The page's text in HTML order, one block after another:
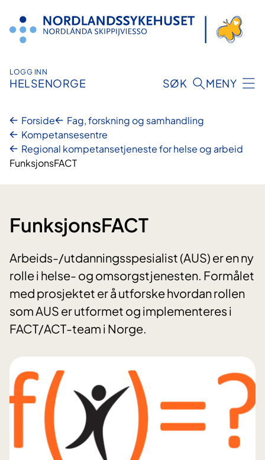
innhold
LOGG INN
HELSENORGE SØK MENY
Forside
Fag, forskning og samhandling
Kompetansesentre
Regional kompetansetjeneste for helse og arbeid
FunksjonsFACT
FunksjonsFACT
Arbeids-/utdanningsspesialist (AUS) er en ny
rolle i helse- og omsorgstjenesten. Formålet
med prosjektet er å utforske hvordan rollen
som AUS er utformet og implementeres i
FACT/ACT-team i Norge.